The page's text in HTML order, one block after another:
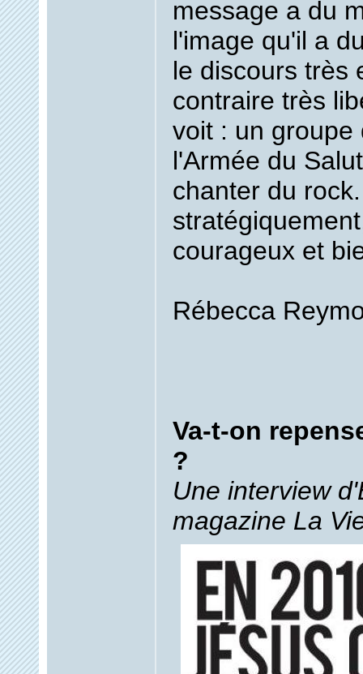
message a du
l'image qu'il a
le discours très
contraire très
voit : un groupe
l'Armée du
chanter du
courageux et
Rébecca
Va-t-on
?
Une interview
magazine La